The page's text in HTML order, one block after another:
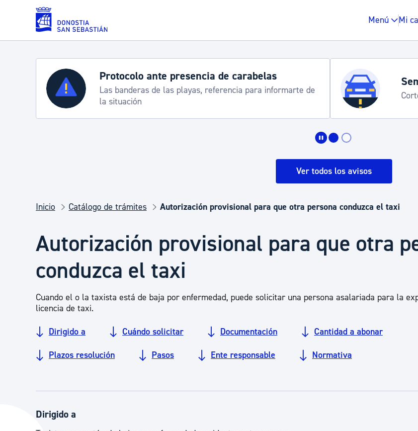
Saltar al contenido principal
Menú Mi
Servicios
Padrón y asuntos personales
Espacio
Salud Pública, animales y consumo
Infancia y juventud Igualdad,
Participación ciudadana y asociacionismo
Protocolo ante presencia de carabelas
Las banderas de las playas, referencia para informarte de
la situación
Ver todos los avisos
Inicio Catálogo de trámites Autorización provisional para que otra persona conduzca el taxi
Autorización provisional para que otra
conduzca el taxi
Cuando el o la taxista está de baja por enfermedad, puede solicitar una persona asalariada para la
licencia de taxi.
Dirigido a Cuándo solicitar Documentación Cantidad a abonar
Plazos resolución Pasos Ente responsable Normativa
Dirigido a